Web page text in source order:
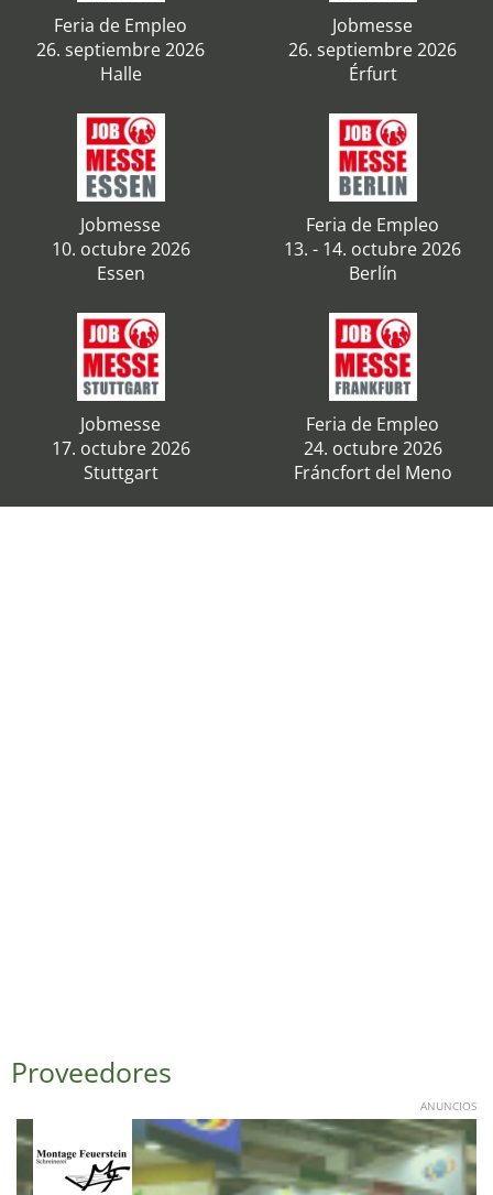
Feria de Empleo
26. septiembre 2026
Halle
Jobmesse
26. septiembre 2026
Érfurt
Jobmesse
10. octubre 2026
Essen
Feria de Empleo
13. - 14. octubre 2026
Berlín
Jobmesse
17. octubre 2026
Stuttgart
Feria de Empleo
24. octubre 2026
Fráncfort del Meno
Proveedores
ANUNCIOS